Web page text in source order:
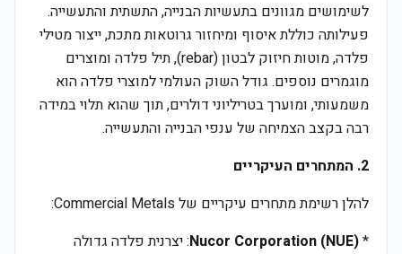
לשימושים מגוונים בתעשיות הבנייה, התשתית והתעשייה.
פעילותה כוללת איסוף ומיחזור גרוטאות מתכת, ייצור מטילי
פלדה, מוטות חיזוק לבטון (rebar), תיל פלדה ומוצרים
מוגמרים נוספים. גודל השוק העולמי למוצרי פלדה הוא
משמעותי, ומוערך בטריליוני דולרים, תוך שהוא תלוי במידה
רבה בקצב הצמיחה של ענפי הבנייה והתעשייה.
2. המתחרים העיקריים
להלן רשימת מתחרים עיקריים של Commercial Metals:
*
Nucor Corporation (NUE): יצרנית פלדה גדולה